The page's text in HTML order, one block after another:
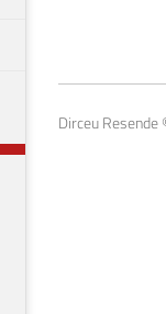
21 de
Dirceu